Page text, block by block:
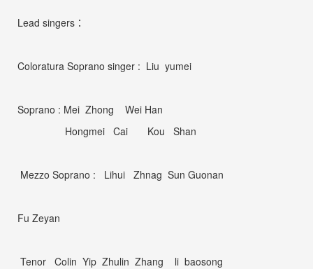
Lead singers ：
Coloratura Soprano singer : Liu yumei
Soprano : Mei Zhong Wei Han
Hongmei Cai Kou Shan
Mezzo Soprano : Lihui Zhnag Sun Guonan
Fu Zeyan
Tenor Colin Yip Zhulin Zhang li baosong